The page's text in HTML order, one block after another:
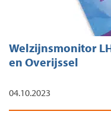
Welzijnsmonitor
en Overijssel
04.10.2023